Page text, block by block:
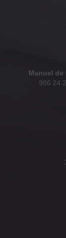
Manuel de
986 24
: